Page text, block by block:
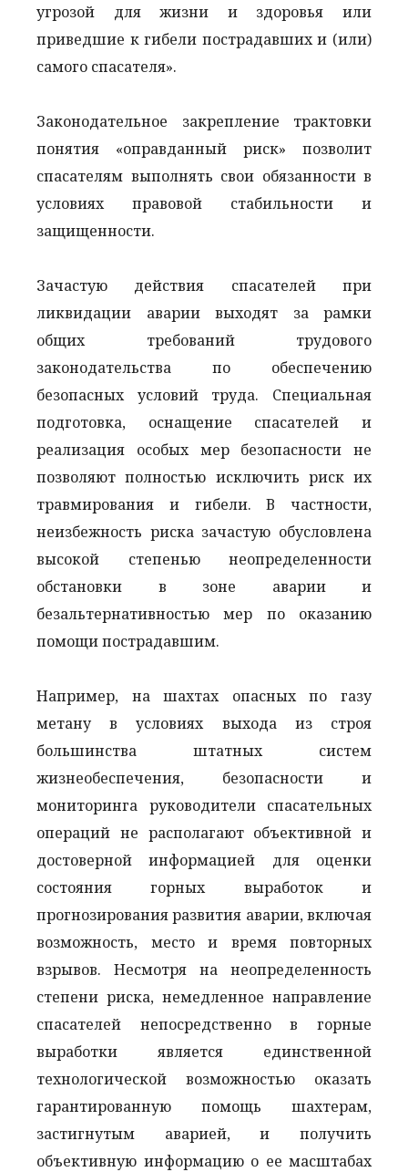
угрозой для жизни и здоровья или
приведшие к гибели пострадавших и (или)
самого спасателя».
Законодательное закрепление трактовки
понятия «оправданный риск» позволит
спасателям выполнять свои обязанности в
условиях правовой стабильности и
защищенности.
Зачастую действия спасателей при
ликвидации аварии выходят за рамки
общих требований трудового
законодательства по обеспечению
безопасных условий труда. Специальная
подготовка, оснащение спасателей и
реализация особых мер безопасности не
позволяют полностью исключить риск их
травмирования и гибели. В частности,
неизбежность риска зачастую обусловлена
высокой степенью неопределенности
обстановки в зоне аварии и
безальтернативностью мер по оказанию
помощи пострадавшим.
Например, на шахтах опасных по газу
метану в условиях выхода из строя
большинства штатных систем
жизнеобеспечения, безопасности и
мониторинга руководители спасательных
операций не располагают объективной и
достоверной информацией для оценки
состояния горных выработок и
прогнозирования развития аварии, включая
возможность, место и время повторных
взрывов. Несмотря на неопределенность
степени риска, немедленное направление
спасателей непосредственно в горные
выработки является единственной
технологической возможностью оказать
гарантированную помощь шахтерам,
застигнутым аварией, и получить
объективную информацию о ее масштабах